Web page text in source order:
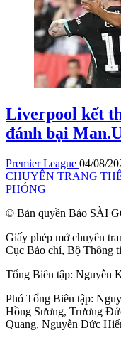
Liverpool kết
đánh bại
Premier League 04/08/
CHUYÊN TRANG
PHÓNG
© Bản quyền Báo SÀI
Giấy phép mở chuyên
Cục Báo chí, Bộ Thông
Tổng Biên tập: Nguyễn
Phó Tổng Biên tập:
Hồng Sương, Trương
Quang, Nguyễn Đức